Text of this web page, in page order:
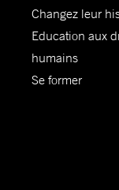
Changez leur
Education aux
humains
Se former